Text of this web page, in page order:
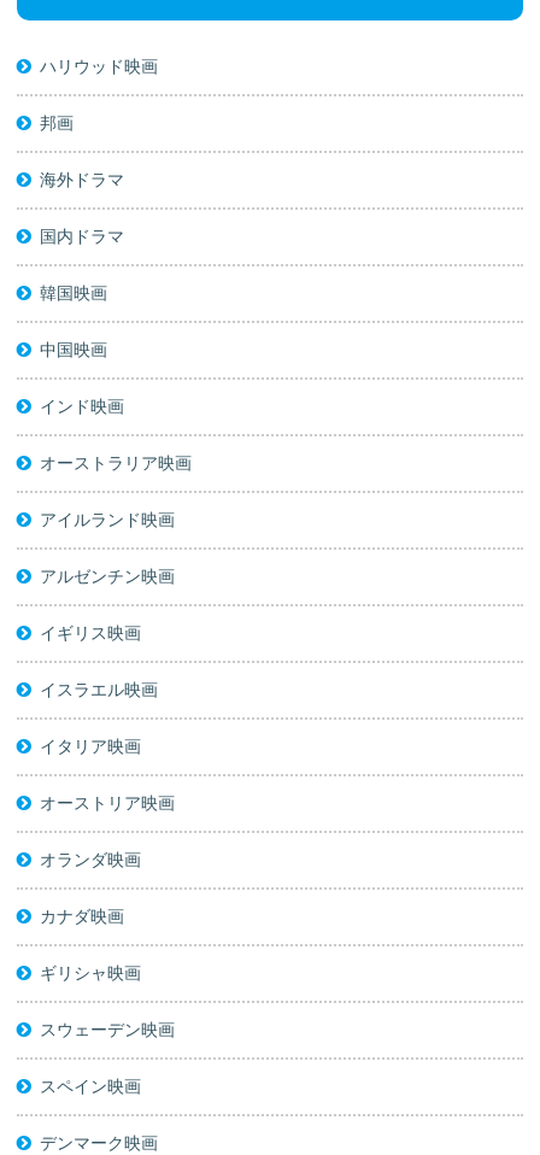
ハリウッド映画
邦画
海外ドラマ
国内ドラマ
韓国映画
中国映画
インド映画
オーストラリア映画
アイルランド映画
アルゼンチン映画
イギリス映画
イスラエル映画
イタリア映画
オーストリア映画
オランダ映画
カナダ映画
ギリシャ映画
スウェーデン映画
スペイン映画
デンマーク映画